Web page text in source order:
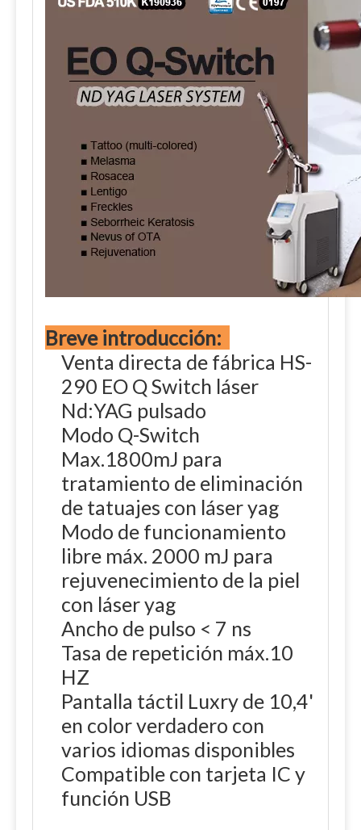
Breve introducción:
Venta directa de fábrica HS-
290 EO Q Switch láser
Nd:YAG pulsado
Modo Q-Switch
Max.1800mJ para
tratamiento de eliminación
de tatuajes con láser yag
Modo de funcionamiento
libre máx. 2000 mJ para
rejuvenecimiento de la piel
con láser yag
Ancho de pulso < 7 ns
Tasa de repetición máx.10
HZ
Pantalla táctil Luxry de 10,4'
en color verdadero con
varios idiomas disponibles
Compatible con tarjeta IC y
función USB